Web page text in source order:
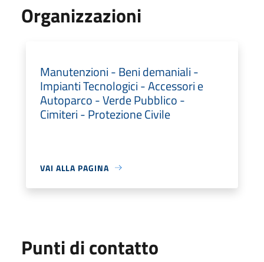
Organizzazioni
Manutenzioni - Beni demaniali -
Impianti Tecnologici - Accessori e
Autoparco - Verde Pubblico -
Cimiteri - Protezione Civile
VAI ALLA PAGINA
Punti di contatto